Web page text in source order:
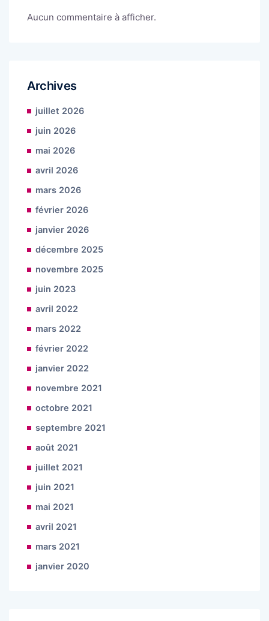
Aucun commentaire à afficher.
Archives
juillet 2026
juin 2026
mai 2026
avril 2026
mars 2026
février 2026
janvier 2026
décembre 2025
novembre 2025
juin 2023
avril 2022
mars 2022
février 2022
janvier 2022
novembre 2021
octobre 2021
septembre 2021
août 2021
juillet 2021
juin 2021
mai 2021
avril 2021
mars 2021
janvier 2020